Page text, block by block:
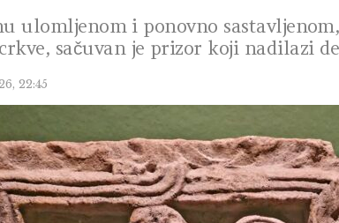
ulomljenom i ponovno
sačuvan je prizor koji nadilazi
22:45